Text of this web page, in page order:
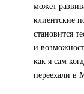
может
клиентские
становится
и
как я сам
переехали в